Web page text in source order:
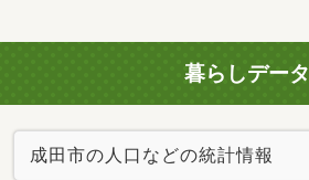
暮らしデータ
成田市の人口などの統計情報